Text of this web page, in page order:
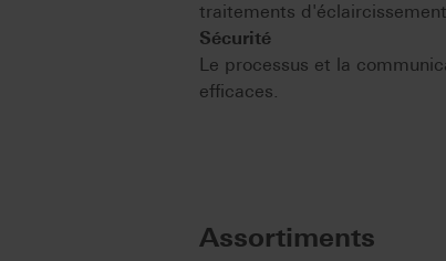
traitements
Sécurité
Le processus et la
efficaces.
Assortiments